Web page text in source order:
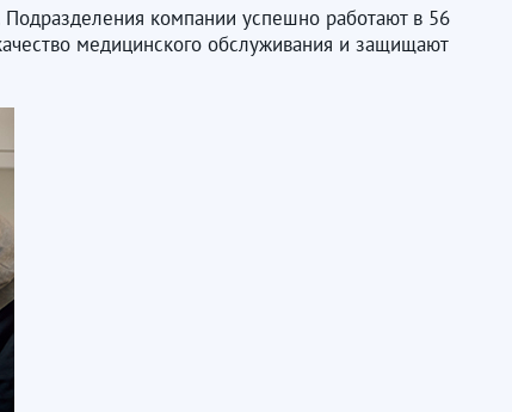
компании успешно работают в 56
медицинского обслуживания и защищают